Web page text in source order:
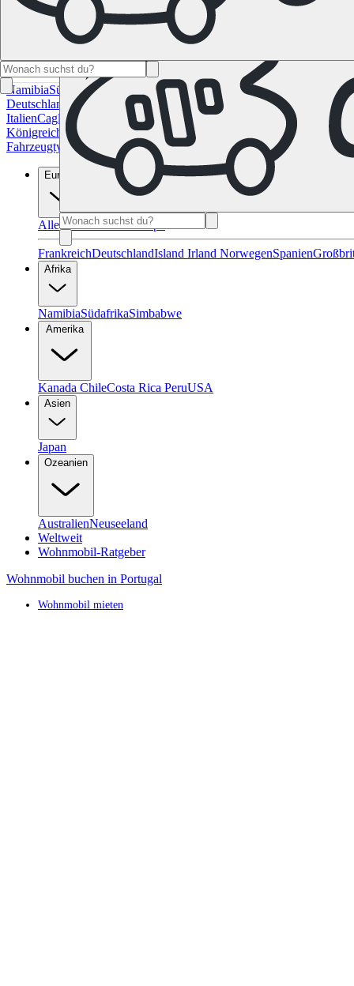
NamibiaSüdafrikaAlle Ziele in Kanada CalgaryHalifax
Deutschland
Berlin Hamburg HannoverKöln Leipzig München Stuttgart
ItalienCagliari Florenz Mailand Rom Sardinien Alle Reiseziele
Königreich Edinburgh Glasgow London Schottland Alle
Fahrzeugtypen Wohnmobil-RatgeberReisemagazinFAQ Geschenk
Europa
Alle Reiseziele in Europa
FrankreichDeutschlandIsland Irland NorwegenSpanien
Afrika
NamibiaSüdafrikaSimbabwe
Amerika
Kanada ChileCosta Rica PeruUSA
Asien
Japan
Ozeanien
AustralienNeuseeland
Weltweit
Wohnmobil-Ratgeber
Wohnmobil buchen in Portugal
Wohnmobil mieten